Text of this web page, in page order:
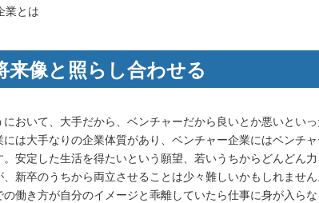
来像と照らし合わせる
おいて、大手だから、ベンチャーだから良いとか悪いとい
は大手なりの企業体質があり、ベンチャー企業にはベンチ
。安定した生活を得たいという願望、若いうちからどんどん
、新卒のうちから両立させることは少々難しいかもしれませ
の働き方が自分のイメージと乖離していたら仕事に身が入ら